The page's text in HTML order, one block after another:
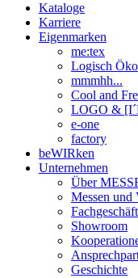
Kataloge
Karriere
Eigenmarken
me:tex
Logisch Öko
mmmhh...
Cool and
LOGO &
e-one
factory
beWIRken
Unternehmen
Über
Messen und
Fachgeschäft
Showroom
Geschichte